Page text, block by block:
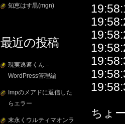
ちょ
知恵はす黒(mgn)
最近の投稿
現実逃避くん –
WordPress管理編
Impのメアドに返信した
らエラー
末永くウルティマオンラ